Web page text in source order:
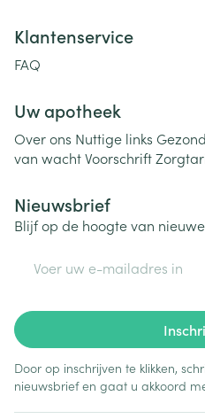
Klantenservice
FAQ
Uw apotheek
Over ons Nuttige links
van wachtVoorschrift
Nieuwsbrief
Blijf op de hoogte van
Door op inschrijven te klikken,
nieuwsbrief en gaat u akkoord